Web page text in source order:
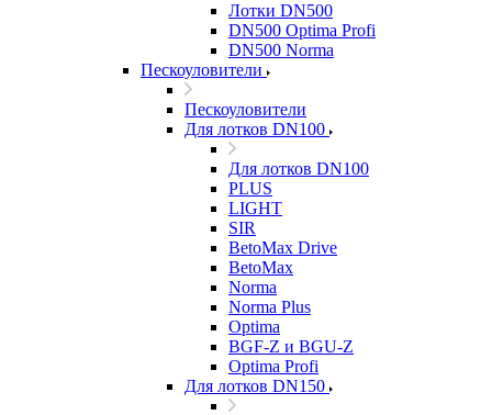
Лотки DN500
DN500 Optima Profi
DN500 Norma
Пескоуловители
Пескоуловители
Для лотков DN100
Для лотков DN100
PLUS
LIGHT
SIR
BetoMax Drive
BetoMax
Norma
Norma Plus
Optima
BGF-Z и BGU-Z
Optima Profi
Для лотков DN150